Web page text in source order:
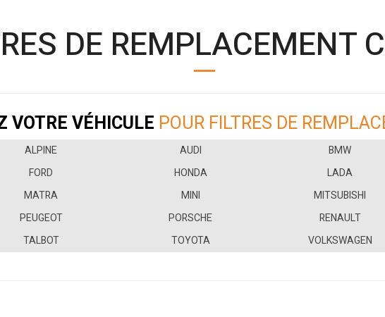
DE REMPLACEMENT
VOTRE VÉHICULE POUR FILTRES DE
ALPINE AUDI BMW
FORD HONDA LADA
MATRA MINI MITSUBISHI
PEUGEOT PORSCHE RENAULT
TALBOT TOYOTA VOLKSWAGEN